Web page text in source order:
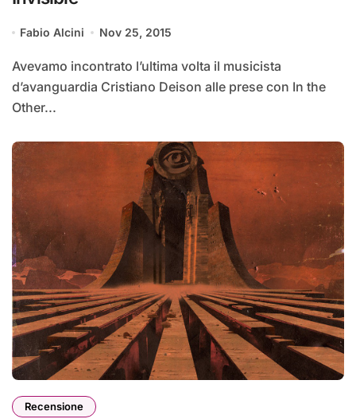
Fabio Alcini Nov 25, 2015
Avevamo incontrato l’ultima volta il musicista
d’avanguardia Cristiano Deison alle prese con In the
Other...
Recensione